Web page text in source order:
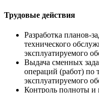
Трудовые действия
Разработка планов-
технического
эксплуатируемого
Выдача сменных
операций (работ) по
эксплуатируемого
Контроль полноты и